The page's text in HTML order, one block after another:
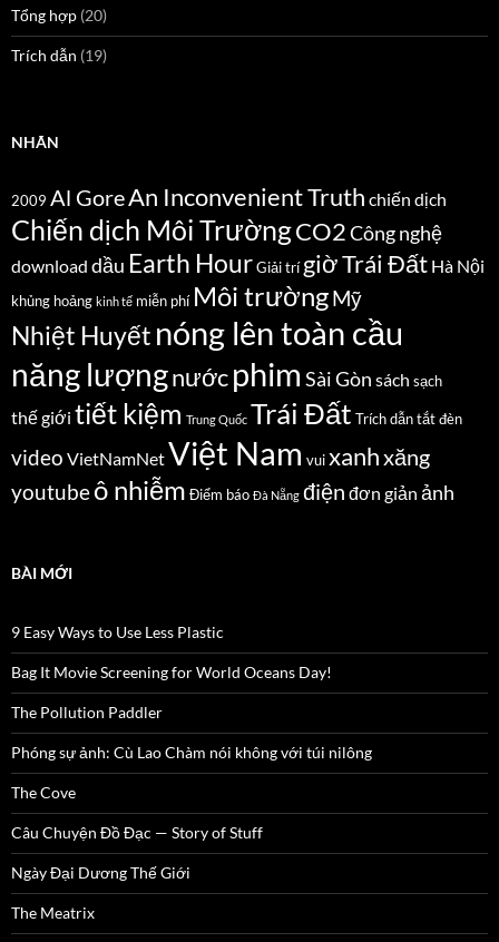
Tổng hợp (20)
Trích dẫn (19)
NHÃN
2009 Al GoreAn Inconvenient Truth chiến dịch
Chiến dịch Môi TrườngCO2Công nghệ
download dầu Earth HourGiải trí giờ Trái Đất Hà Nội
khủng hoảng kinh tế miễn phí Môi trườngMỹ
Nhiệt Huyết nóng lên toàn cầu
năng lượngnướcphim Sài Gòn sách sạch
thế giới tiết kiệm Trung Quốc Trái Đất Trích dẫntắt đèn
video VietNamNetViệt Nam vuixanhxăng
youtubeô nhiễm Điểm báo Đà Nẵng điện đơn giản ảnh
BÀI MỚI
9 Easy Ways to Use Less Plastic
Bag It Movie Screening for World Oceans Day!
The Pollution Paddler
Phóng sự ảnh: Cù Lao Chàm nói không với túi nilông
The Cove
Câu Chuyện Đồ Đạc — Story of Stuff
Ngày Đại Dương Thế Giới
The Meatrix